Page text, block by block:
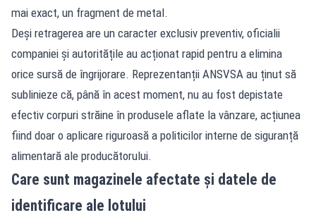
mai exact, un fragment de metal.
Deși retragerea are un caracter exclusiv preventiv, oficialii
companiei și autoritățile au acționat rapid pentru a elimina
orice sursă de îngrijorare. Reprezentanții ANSVSA au ținut să
sublinieze că, până în acest moment, nu au fost depistate
efectiv corpuri străine în produsele aflate la vânzare, acțiunea
fiind doar o aplicare riguroasă a politicilor interne de siguranță
alimentară ale producătorului.
Care sunt magazinele afectate și datele de
identificare ale lotului